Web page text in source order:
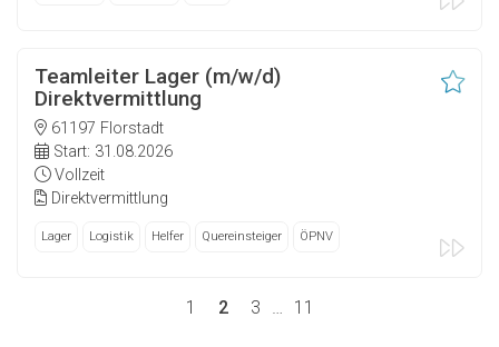
Teamleiter Lager (m/w/d)
Direktvermittlung
61197 Florstadt
Start: 31.08.2026
Vollzeit
Direktvermittlung
Lager Logistik Helfer Quereinsteiger ÖPNV
1 2 3 … 11